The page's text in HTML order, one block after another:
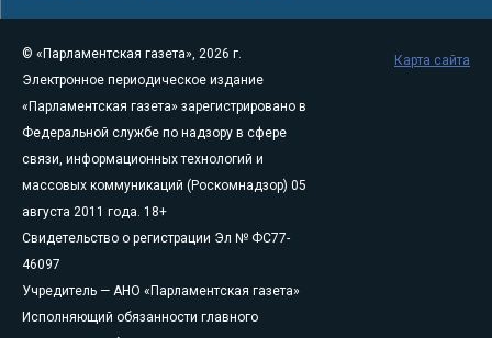
© «Парламентская газета», 2026 г.
Электронное периодическое издание
«Парламентская газета» зарегистрировано в
Федеральной службе по надзору в сфере
связи, информационных технологий и
массовых коммуникаций (Роскомнадзор) 05
августа 2011 года. 18+
Свидетельство о регистрации Эл № ФС77-
46097
Учредитель — АНО «Парламентская газета»
Исполняющий обязанности главного
Карта сайта